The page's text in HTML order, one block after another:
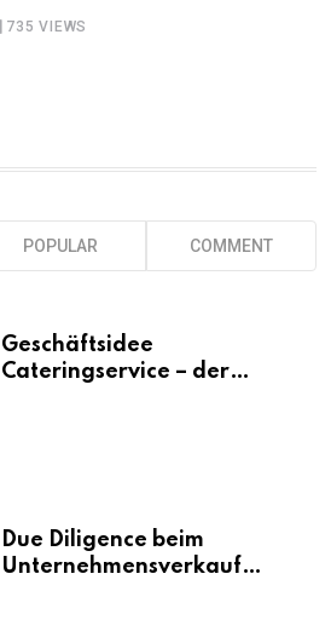
735 VIEWS
POPULAR COMMENT
Geschäftsidee
Cateringservice – der
Due Diligence beim
Unternehmensverkauf